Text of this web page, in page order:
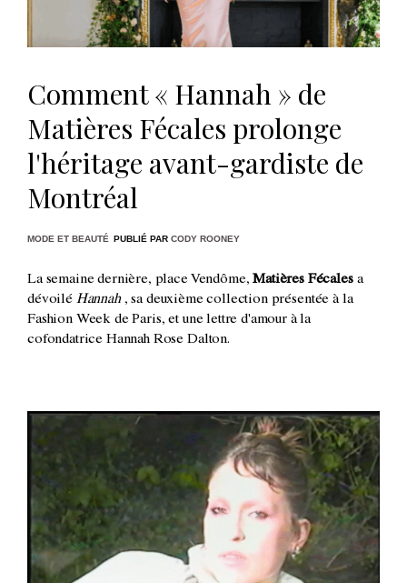
Comment « Hannah » de
Matières Fécales prolonge
l'héritage avant-gardiste de
Montréal
MODE ET BEAUTÉ PUBLIÉ PAR CODY ROONEY
La semaine dernière, place Vendôme,Matières Fécalesa
dévoilé Hannah, sa deuxième collection présentée à la
Fashion Week de Paris, et une lettre d'amour à la
cofondatrice Hannah Rose Dalton.